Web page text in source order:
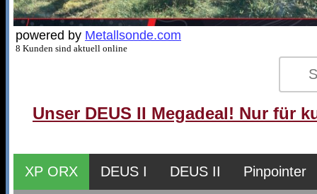
powered by Metallsonde.com
8 Kunden sind aktuell online
Unser DEUS II Megadeal! Nur für
XP ORX DEUS I DEUS II Pinpointer